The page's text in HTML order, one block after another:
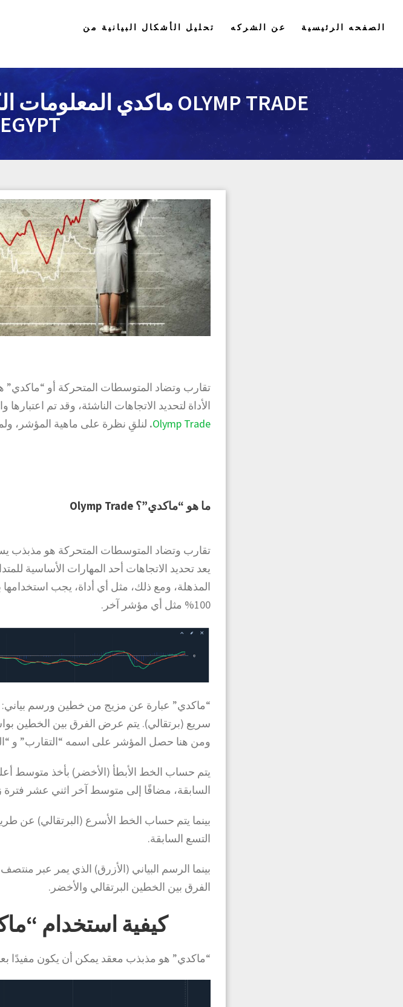
الصفحه الرئيسية عن الشركه تحليل الأشكال البيانية من
تقارب وتضاد المتوسطات المتحركة أو
الأداة لتحديد الاتجاهات الناشئة، وقد تم
Olymp Trade
. لنلقِ نظرة على ماهية المؤشر،
ما هو “ماكدي”؟ Olymp Trade
تقارب وتضاد المتوسطات المتحركة هو مذبذب
يعد تحديد الاتجاهات أحد المهارات الأساسية
المذهلة، ومع ذلك، مثل أي أداة، يجب
100% مثل أي مؤشر آخر.
“ماكدي” عبارة عن مزيج من خطين ورسم
سريع (برتقالي). يتم عرض الفرق بين الخطين
ومن هنا حصل المؤشر على اسمه “التقارب” و
يتم حساب الخط الأبطأ (الأخضر) بأخذ متوسط
السابقة، مضافًا إلى متوسط آخر اثني عشر فترة
بينما يتم حساب الخط الأسرع (البرتقالي) عن
التسع السابقة.
بينما الرسم البياني (الأزرق) الذي يمر عبر
الفرق بين الخطين البرتقالي والأخضر.
كيفية استخدام
“ماكدي” هو مذبذب معقد يمكن أن يكون مفيدًا